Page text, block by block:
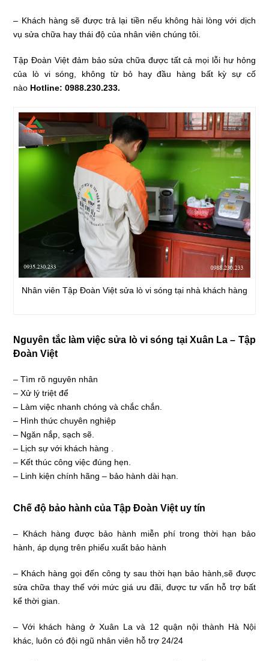
– Khách hàng sẽ được trả lại tiền nếu không hài lòng với dịch
vụ sửa chữa hay thái độ của nhân viên chúng tôi.
Tập Đoàn Việt đảm bảo sửa chữa được tất cả mọi lỗi hư hỏng
của lò vi sóng, không từ bỏ hay đầu hàng bất kỳ sự cố
nào Hotline: 0988.230.233.
Nhân viên Tập Đoàn Việt sửa lò vi sóng tại nhà khách hàng
Nguyên tắc làm việc sửa lò vi sóng tại Xuân La – Tập
Đoàn Việt
– Tìm rõ nguyên nhân
– Xử lý triệt để
– Làm việc nhanh chóng và chắc chắn.
– Hình thức chuyên nghiệp
– Ngăn nắp, sạch sẽ.
– Lịch sự với khách hàng .
– Kết thúc công việc đúng hẹn.
– Linh kiện chính hãng – bảo hành dài hạn.
Chế độ bảo hành của Tập Đoàn Việt uy tín
– Khách hàng được bảo hành miễn phí trong thời hạn bảo
hành, áp dụng trên phiếu xuất bảo hành
– Khách hàng gọi đến công ty sau thời hạn bảo hành,sẽ được
sửa chữa thay thế với mức giá ưu đãi, được tư vấn hỗ trợ bất
kể thời gian.
– Với khách hàng ở Xuân La và 12 quận nội thành Hà Nội
khác, luôn có đội ngũ nhân viên hỗ trợ 24/24